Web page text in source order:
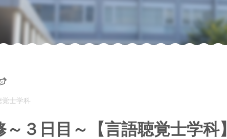
覚士学科
３日目～【言語聴覚士学科】